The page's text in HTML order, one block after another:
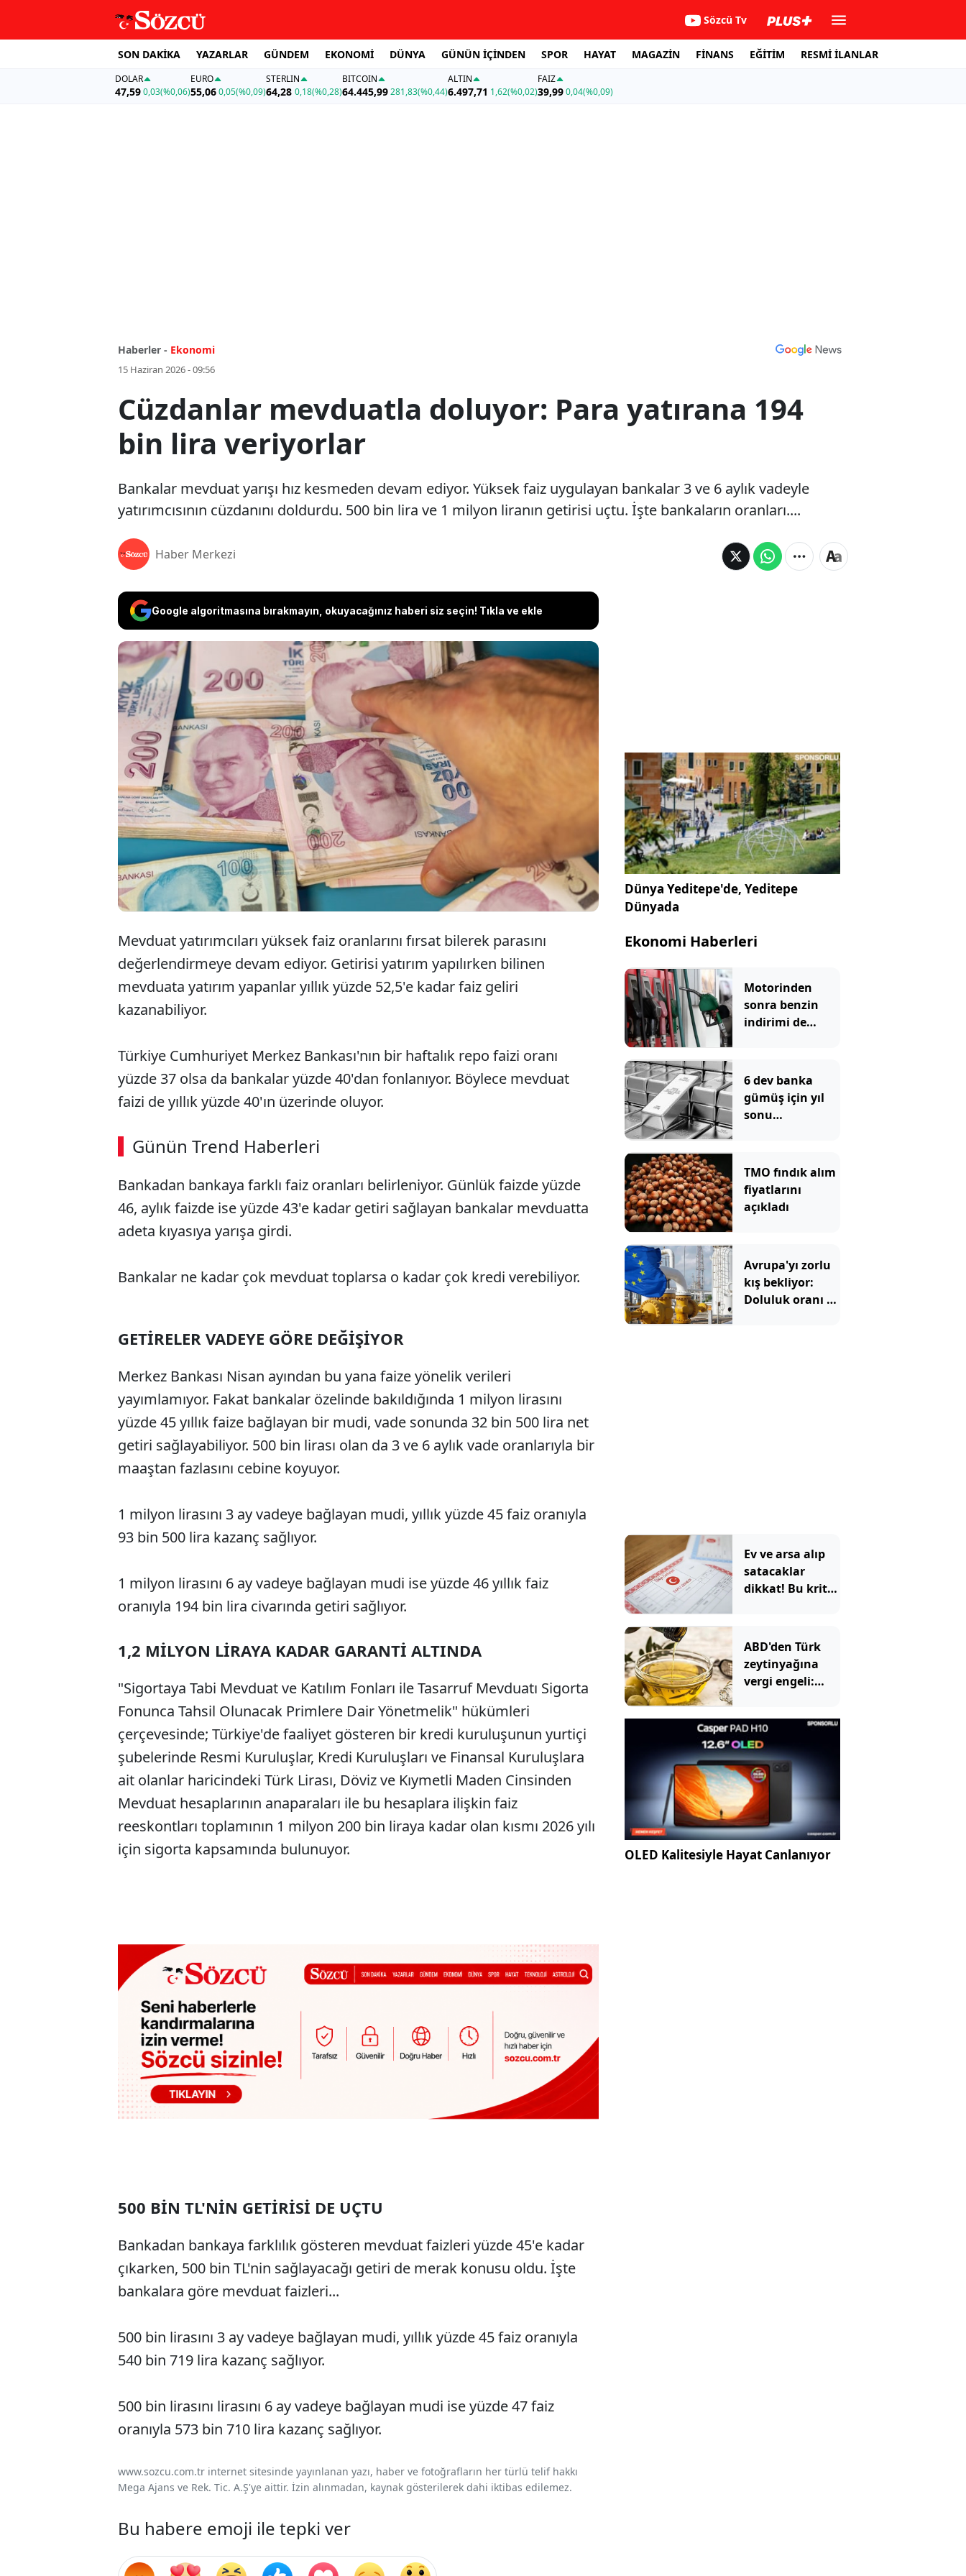
Sözcü Tv
SON DAKİKA YAZARLAR GÜNDEM EKONOMİ DÜNYA GÜNÜN İÇİNDEN SPOR HAYAT MAGAZİN FİNANS EĞİTİM RESMİ İLANLAR
DOLAR
47,590,03(%0,06)
EURO
55,06 0,05(%0,09)
STERLIN
64,28 0,18(%0,28)
BITCOIN
64.445,99281,83(%0,44)
ALTIN
6.497,71 1,62(%0,02)
FAİZ
39,990,04(%0,09)
Haberler - Ekonomi
15 Haziran 2026 - 09:56
Cüzdanlar mevduatla doluyor: Para yatırana 194
bin lira veriyorlar
Bankalar mevduat yarışı hız kesmeden devam ediyor. Yüksek faiz uygulayan bankalar 3 ve 6 aylık vadeyle
yatırımcısının cüzdanını doldurdu. 500 bin lira ve 1 milyon liranın getirisi uçtu. İşte bankaların oranları....
Haber Merkezi
Google algoritmasına bırakmayın, okuyacağınız haberi siz seçin! Tıkla ve ekle
Bankalar mevduat yarışı hız kesmeden devam ediyor. Yüksek
faiz uygulayan bankalar 3 ve 6 aylık vadeyle yatırımcısının
cüzdanını doldurdu. 500 bin lira ve 1 milyon liranın getirisi
uçtu. İşte bankaların oranları....
Mevduat yatırımcıları yüksek faiz oranlarını fırsat bilerek parasını
değerlendirmeye devam ediyor. Getirisi yatırım yapılırken bilinen
mevduata yatırım yapanlar yıllık yüzde 52,5'e kadar faiz geliri
kazanabiliyor.
Türkiye Cumhuriyet Merkez Bankası'nın bir haftalık repo faizi oranı
yüzde 37 olsa da bankalar yüzde 40'dan fonlanıyor. Böylece mevduat
faizi de yıllık yüzde 40'ın üzerinde oluyor.
Günün Trend Haberleri
SÖZCÜ SON DAKİKA
Bankadan bankaya farklı faiz oranları belirleniyor. Günlük faizde yüzde
46, aylık faizde ise yüzde 43'e kadar getiri sağlayan bankalar mevduatta
adeta kıyasıya yarışa girdi.
Bankalar ne kadar çok mevduat toplarsa o kadar çok kredi verebiliyor.
GETİRELER VADEYE GÖRE DEĞİŞİYOR
Merkez Bankası Nisan ayından bu yana faize yönelik verileri
yayımlamıyor. Fakat bankalar özelinde bakıldığında 1 milyon lirasını
yüzde 45 yıllık faize bağlayan bir mudi, vade sonunda 32 bin 500 lira net
getiri sağlayabiliyor. 500 bin lirası olan da 3 ve 6 aylık vade oranlarıyla bir
maaştan fazlasını cebine koyuyor.
1 milyon lirasını 3 ay vadeye bağlayan mudi, yıllık yüzde 45 faiz oranıyla
93 bin 500 lira kazanç sağlıyor.
1 milyon lirasını 6 ay vadeye bağlayan mudi ise yüzde 46 yıllık faiz
oranıyla 194 bin lira civarında getiri sağlıyor.
1,2 MİLYON LİRAYA KADAR GARANTİ ALTINDA
"Sigortaya Tabi Mevduat ve Katılım Fonları ile Tasarruf Mevduatı Sigorta
Fonunca Tahsil Olunacak Primlere Dair Yönetmelik" hükümleri
çerçevesinde; Türkiye'de faaliyet gösteren bir kredi kuruluşunun yurtiçi
şubelerinde Resmi Kuruluşlar, Kredi Kuruluşları ve Finansal Kuruluşlara
ait olanlar haricindeki Türk Lirası, Döviz ve Kıymetli Maden Cinsinden
Mevduat hesaplarının anaparaları ile bu hesaplara ilişkin faiz
reeskontları toplamının 1 milyon 200 bin liraya kadar olan kısmı 2026 yılı
için sigorta kapsamında bulunuyor.
500 BİN TL'NİN GETİRİSİ DE UÇTU
Bankadan bankaya farklılık gösteren mevduat faizleri yüzde 45'e kadar
çıkarken, 500 bin TL'nin sağlayacağı getiri de merak konusu oldu. İşte
bankalara göre mevduat faizleri...
500 bin lirasını 3 ay vadeye bağlayan mudi, yıllık yüzde 45 faiz oranıyla
540 bin 719 lira kazanç sağlıyor.
500 bin lirasını lirasını 6 ay vadeye bağlayan mudi ise yüzde 47 faiz
oranıyla 573 bin 710 lira kazanç sağlıyor.
www.sozcu.com.tr internet sitesinde yayınlanan yazı, haber ve fotoğrafların her türlü telif hakkı
Mega Ajans ve Rek. Tic. A.Ş'ye aittir. İzin alınmadan, kaynak gösterilerek dahi iktibas edilemez.
Bu habere emoji ile tepki ver
Dünya Yeditepe'de, Yeditepe
Dünyada
Ekonomi Haberleri
Motorinden
sonra benzin
indirimi de
6 dev banka
gümüş için yıl
sonu
TMO fındık alım
fiyatlarını
açıkladı
Avrupa'yı zorlu
kış bekliyor:
Doluluk oranı 15
Ev ve arsa alıp
satacaklar
dikkat! Bu kritik
yapamayacak
ABD'den Türk
zeytinyağına
vergi engeli:
acil çağrı
OLED Kalitesiyle Hayat Canlanıyor